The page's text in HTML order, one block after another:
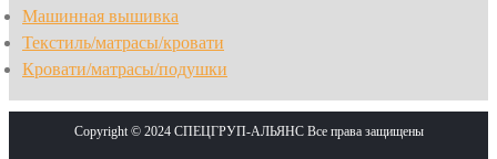
Машинная вышивка
Текстиль/матрасы/кровати
Кровати/матрасы/подушки
Copyright © 2024 СПЕЦГРУП-АЛЬЯНС Все права защищены